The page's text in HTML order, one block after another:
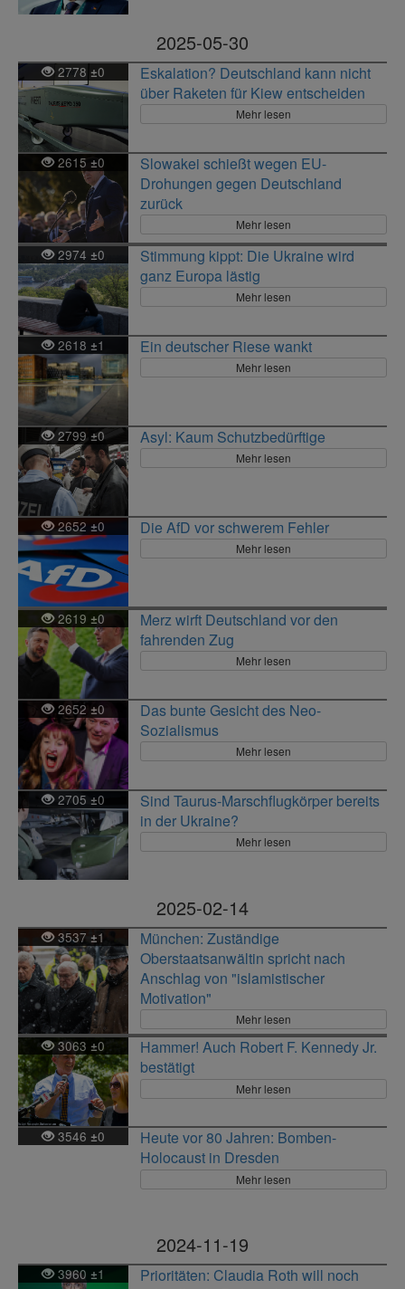
2025-05-30
2778 ±0
Eskalation? Deutschland kann nicht
über Raketen für Kiew entscheiden
Mehr lesen
2615±0
Slowakei schießt wegen EU-
Drohungen gegen Deutschland
zurück
Mehr lesen
2974 ±0
Stimmung kippt: Die Ukraine wird
ganz Europa lästig
Mehr lesen
2618 ±1 Ein deutscher Riese wankt
Mehr lesen
2799 ±0 Asyl: Kaum Schutzbedürftige
Mehr lesen
2652±0 Die AfD vor schwerem Fehler
Mehr lesen
2619 ±0
Merz wirft Deutschland vor den
fahrenden Zug
Mehr lesen
2652±0
Das bunte Gesicht des Neo-
Sozialismus
Mehr lesen
2705±0
Sind Taurus-Marschflugkörper bereits
in der Ukraine?
Mehr lesen
2025-02-14
3537±1
München: Zuständige
Oberstaatsanwältin spricht nach
Anschlag von "islamistischer
Motivation"
Mehr lesen
3063 ±0
Hammer! Auch Robert F. Kennedy Jr.
bestätigt
Mehr lesen
3546 ±0
Heute vor 80 Jahren: Bomben-
Holocaust in Dresden
Mehr lesen
2024-11-19
3960 ±1
Prioritäten: Claudia Roth will noch